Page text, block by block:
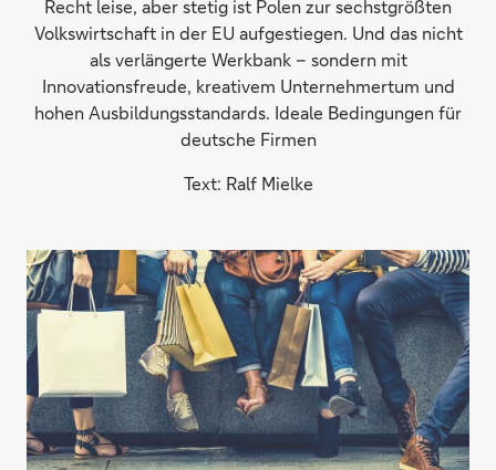
Recht leise, aber stetig ist Polen zur sechstgrößten
Volkswirtschaft in der EU aufgestiegen. Und das nicht
als verlängerte Werkbank – sondern mit
Innovationsfreude, kreativem Unternehmertum und
hohen Ausbildungsstandards. Ideale Bedingungen für
deutsche Firmen
Text: Ralf Mielke